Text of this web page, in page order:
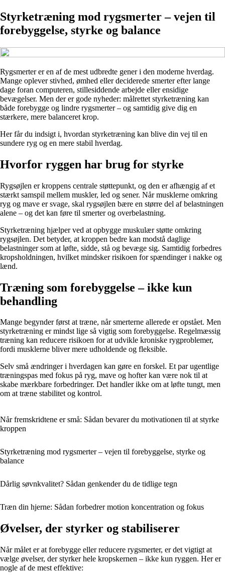
Styrketræning mod rygsmerter – vejen til
forebyggelse, styrke og balance
Rygsmerter er en af de mest udbredte gener i den moderne hverdag.
Mange oplever stivhed, ømhed eller deciderede smerter efter lange
dage foran computeren, stillesiddende arbejde eller ensidige
bevægelser. Men der er gode nyheder: målrettet styrketræning kan
både forebygge og lindre rygsmerter – og samtidig give dig en
stærkere, mere balanceret krop.
Her får du indsigt i, hvordan styrketræning kan blive din vej til en
sundere ryg og en mere stabil hverdag.
Hvorfor ryggen har brug for styrke
Rygsøjlen er kroppens centrale støttepunkt, og den er afhængig af et
stærkt samspil mellem muskler, led og sener. Når musklerne omkring
ryg og mave er svage, skal rygsøjlen bære en større del af belastningen
alene – og det kan føre til smerter og overbelastning.
Styrketræning hjælper ved at opbygge muskulær støtte omkring
rygsøjlen. Det betyder, at kroppen bedre kan modstå daglige
belastninger som at løfte, sidde, stå og bevæge sig. Samtidig forbedres
kropsholdningen, hvilket mindsker risikoen for spændinger i nakke og
lænd.
Træning som forebyggelse – ikke kun
behandling
Mange begynder først at træne, når smerterne allerede er opstået. Men
styrketræning er mindst lige så vigtig som forebyggelse. Regelmæssig
træning kan reducere risikoen for at udvikle kroniske rygproblemer,
fordi musklerne bliver mere udholdende og fleksible.
Selv små ændringer i hverdagen kan gøre en forskel. Et par ugentlige
træningspas med fokus på ryg, mave og hofter kan være nok til at
skabe mærkbare forbedringer. Det handler ikke om at løfte tungt, men
om at træne stabilitet og kontrol.
Når fremskridtene er små: Sådan bevarer du motivationen til at styrke
kroppen
Styrketræning mod rygsmerter – vejen til forebyggelse, styrke og
balance
Dårlig søvnkvalitet? Sådan genkender du de tidlige tegn
Træn din hjerne: Sådan forbedrer motion koncentration og fokus
Øvelser, der styrker og stabiliserer
Når målet er at forebygge eller reducere rygsmerter, er det vigtigt at
vælge øvelser, der styrker hele kropskernen – ikke kun ryggen. Her er
nogle af de mest effektive: